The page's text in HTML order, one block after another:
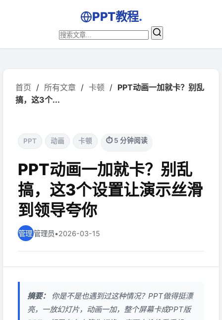
PPT教程.
首页 / 所有文章 / 卡顿 / PPT动画一加就卡？别乱
搞，这3个...
PPT 动画 卡顿 ⏱ 5 分钟阅读
PPT动画一加就卡？别乱
搞，这3个设置让演示丝滑
到领导夸你
管理员•2026-03-15
摘要：
你是不是也遇到过这种情况？PPT做得挺漂
亮，一放幻灯片，动画一加，整个屏幕卡成PPT版